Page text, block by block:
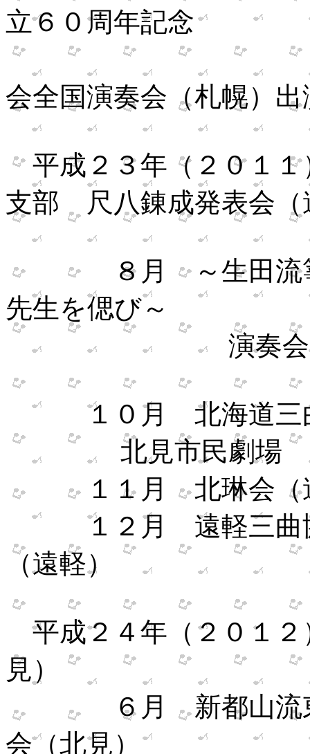
立６０周年記念
生田流
会全国演奏会（札幌）出
平成２３年（２０１
支部 尺八錬成発表会（
８月 ～生田流箏
先生を偲び～
演奏会（北
１０月 北海道三曲
北見市民劇場 サ
１１月 北琳会（
１２月 遠軽三曲協
（遠軽）
平成２４年（２０１
見）
６月 新都山流東
会（北見）